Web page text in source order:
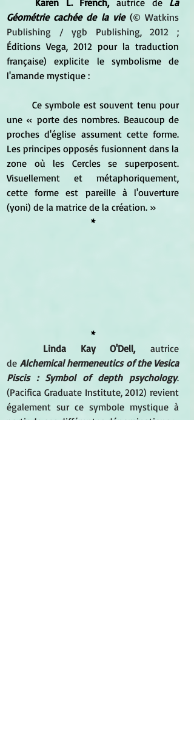
	Karen L. French,
autrice de La
Géométrie cachée de la vie (© Watkins
Éditions Vega, 2012 pour la traduction
française) explicite le symbolisme de
l'amande mystique :
une « porte des nombres. Beaucoup de
proches d'église assument cette forme.
Les principes opposés fusionnent dans la
zone où les Cercles se superposent.
Visuellement et métaphoriquement,
cette forme est pareille à l'ouverture
(yoni) de la matrice de la création. »
*
*
	Linda Kay O'Dell,
autrice
de Alchemical hermeneutics of the Vesica
Piscis : Symbol of depth psychology.
(Pacifica Graduate Institute, 2012) revient
également sur ce symbole mystique à
partir de ses différentes dénominations :